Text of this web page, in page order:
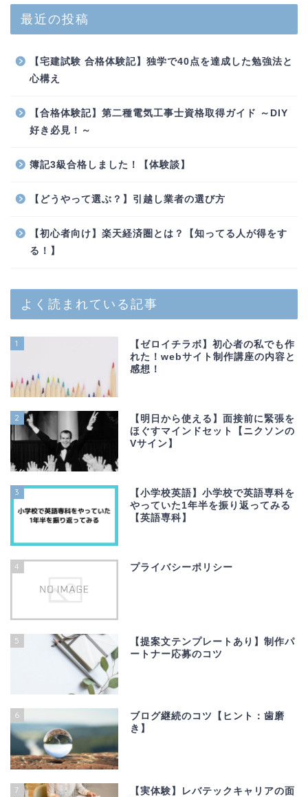
最近の投稿
【宅建試験 合格体験記】独学で40点を達成した勉強法と
心構え
【合格体験記】第二種電気工事士資格取得ガイド ～DIY
好き必見！～
簿記3級合格しました！【体験談】
【どうやって選ぶ？】引越し業者の選び方
【初心者向け】楽天経済圏とは？【知ってる人が得をす
る！】
よく読まれている記事
1
【ゼロイチラボ】初心者の私でも作
れた！webサイト制作講座の内容と
感想！
2
【明日から使える】面接前に緊張を
ほぐすマインドセット【ニクソンの
Vサイン】
3
【小学校英語】小学校で英語専科を
やっていた1年半を振り返ってみる
【英語専科】
4 プライバシーポリシー
5
【提案文テンプレートあり】制作パ
ートナー応募のコツ
6
ブログ継続のコツ【ヒント：歯磨
き】
7
【実体験】レバテックキャリアの面